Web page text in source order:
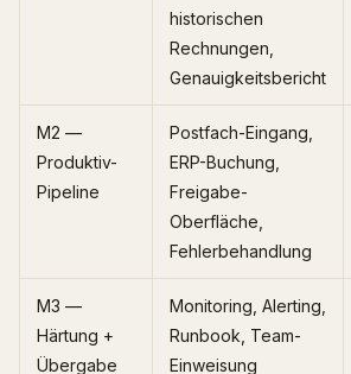
historischen
Rechnungen,
Genauigkeitsbericht
M2 —
Produktiv-
Pipeline
Postfach-Eingang,
ERP-Buchung,
Freigabe-
Oberfläche,
Fehlerbehandlung
M3 —
Härtung +
Übergabe
Monitoring, Alerting,
Runbook, Team-
Einweisung